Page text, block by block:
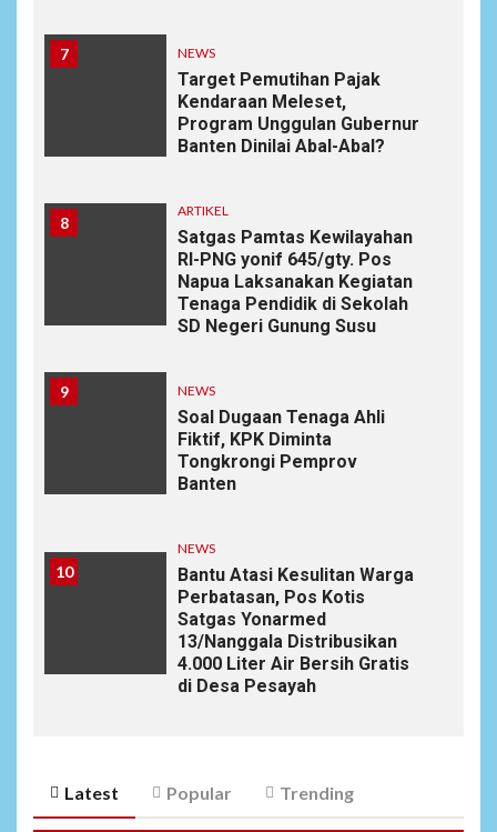
7 NEWS
Target Pemutihan Pajak
Kendaraan Meleset,
Program Unggulan Gubernur
Banten Dinilai Abal-Abal?
8
ARTIKEL
Satgas Pamtas Kewilayahan
RI-PNG yonif 645/gty. Pos
Napua Laksanakan Kegiatan
Tenaga Pendidik di Sekolah
SD Negeri Gunung Susu
9 NEWS
Soal Dugaan Tenaga Ahli
Fiktif, KPK Diminta
Tongkrongi Pemprov
Banten
10
NEWS
Bantu Atasi Kesulitan Warga
Perbatasan, Pos Kotis
Satgas Yonarmed
13/Nanggala Distribusikan
4.000 Liter Air Bersih Gratis
di Desa Pesayah
Latest Popular Trending